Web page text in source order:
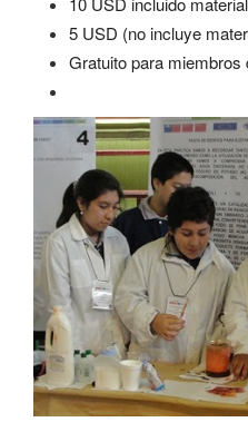
5 USD (no incluye
Gratuito para miembros